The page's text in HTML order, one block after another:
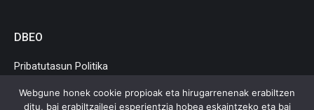
DBEO
Pribatutasun Politika
Cookie Politika
Webgune honek cookie propioak eta hirugarrenenak erabiltzen
ditu, bai erabiltzaileei esperientzia hobea eskaintzeko eta bai